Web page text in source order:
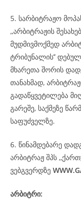
5. სარბიტრაჟო
,,არბიტრაჟის
მუდმივმოქმედ
ტრიბუნალის’’
მხარეთა შორის
თანახმად,
გადაწყვეტილება
გარეშე, საქმეზე
საფუძველზე.
6. წინამდებარე
არბიტრაჟ შპს
ვებგვერდზე